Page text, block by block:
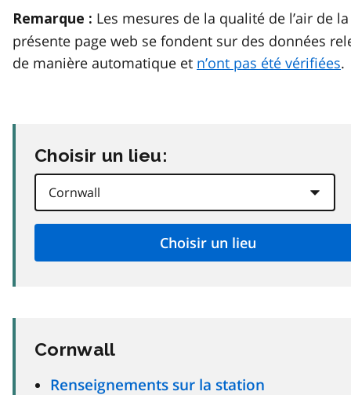
Remarque : Les mesures de la qualité de l’air de la
présente page web se fondent sur des données
de manière automatique et n’ont pas été vérifiées.
Choisir un lieu:
Cornwall
Renseignements sur la station